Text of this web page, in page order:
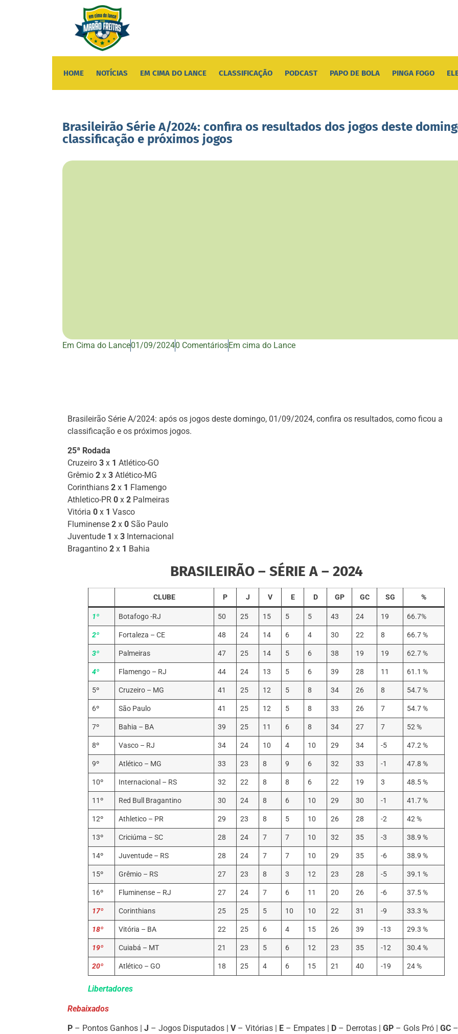
HOME NOTÍCIAS EM CIMA DO LANCE CLASSIFICAÇÃO PODCAST PAPO DE BOLA PINGA FOGO
Brasileirão Série A/2024: confira os resultados dos jogos deste
classificação e próximos jogos
Em Cima do Lance01/09/20240 ComentáriosEm cima do Lance
Brasileirão Série A/2024: após os jogos deste domingo, 01/09/2024, confira os resultados, como ficou a
classificação e os próximos jogos.
25ª Rodada
Cruzeiro 3 x 1 Atlético-GO
Grêmio 2 x 3 Atlético-MG
Corinthians 2 x 1 Flamengo
Athletico-PR 0 x 2 Palmeiras
Vitória 0 x 1 Vasco
Fluminense 2 x 0 São Paulo
Juventude 1 x 3 Internacional
Bragantino 2 x 1 Bahia
BRASILEIRÃO – SÉRIE A – 2024
CLUBE P J V E D GP GC SG %
1º Botafogo -RJ 50 25 15 5 5 43 24 19 66.7%
2º Fortaleza – CE 48 24 14 6 4 30 22 8 66.7 %
3º Palmeiras 47 25 14 5 6 38 19 19 62.7 %
4º Flamengo – RJ 44 24 13 5 6 39 28 11 61.1 %
5º Cruzeiro – MG 41 25 12 5 8 34 26 8 54.7 %
6º São Paulo 41 25 12 5 8 33 26 7 54.7 %
7º Bahia – BA 39 25 11 6 8 34 27 7 52 %
8º Vasco – RJ 34 24 10 4 10 29 34 -5 47.2 %
9º Atlético – MG 33 23 8 9 6 32 33 -1 47.8 %
10º Internacional – RS 32 22 8 8 6 22 19 3 48.5 %
11º Red Bull Bragantino 30 24 8 6 10 29 30 -1 41.7 %
12º Athletico – PR 29 23 8 5 10 26 28 -2 42 %
13º Criciúma – SC 28 24 7 7 10 32 35 -3 38.9 %
14º Juventude – RS 28 24 7 7 10 29 35 -6 38.9 %
15º Grêmio – RS 27 23 8 3 12 23 28 -5 39.1 %
16º Fluminense – RJ 27 24 7 6 11 20 26 -6 37.5 %
17º Corinthians 25 25 5 10 10 22 31 -9 33.3 %
18º Vitória – BA 22 25 6 4 15 26 39 -13 29.3 %
19º Cuiabá – MT 21 23 5 6 12 23 35 -12 30.4 %
20º Atlético – GO 18 25 4 6 15 21 40 -19 24 %
Libertadores
Rebaixados
P – Pontos Ganhos | J – Jogos Disputados | V– Vitórias | E – Empates | D – Derrotas | GP – Gols Pró | GC –